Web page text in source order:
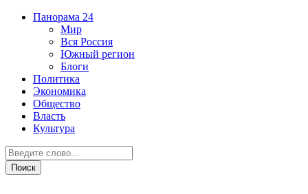
Панорама 24
Мир
Вся Россия
Южный регион
Блоги
Политика
Экономика
Общество
Власть
Культура